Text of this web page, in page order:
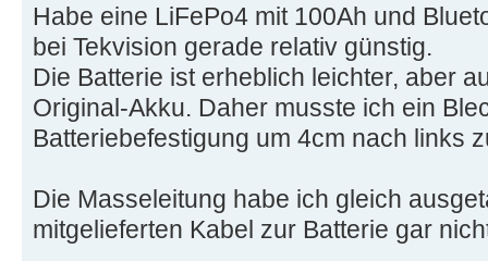
Habe eine LiFePo4 mit 100Ah und
bei Tekvision gerade relativ günstig.
Die Batterie ist erheblich leichter, aber
Original-Akku. Daher musste ich ein
Batteriebefestigung um 4cm nach links
Die Masseleitung habe ich gleich
mitgelieferten Kabel zur Batterie gar